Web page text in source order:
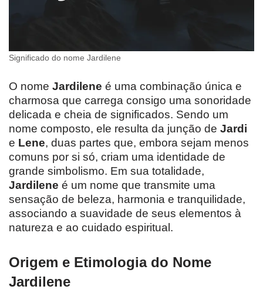
Significado do nome Jardilene
O nome Jardilene é uma combinação única e
charmosa que carrega consigo uma sonoridade
delicada e cheia de significados. Sendo um
nome composto, ele resulta da junção de Jardi
e Lene, duas partes que, embora sejam menos
comuns por si só, criam uma identidade de
grande simbolismo. Em sua totalidade,
Jardilene é um nome que transmite uma
sensação de beleza, harmonia e tranquilidade,
associando a suavidade de seus elementos à
natureza e ao cuidado espiritual.
Origem e Etimologia do Nome
Jardilene